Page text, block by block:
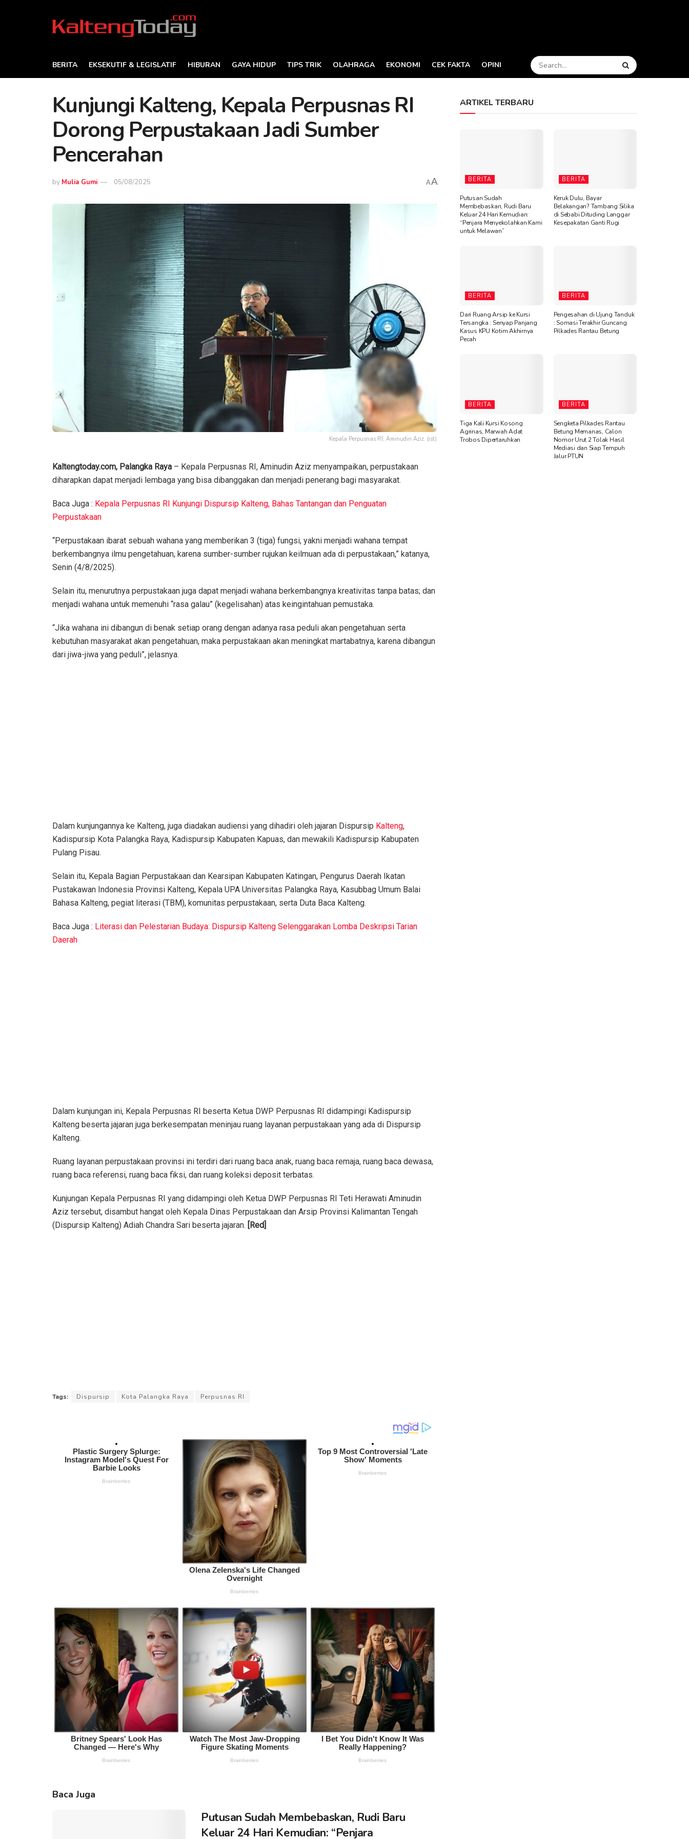
BERITA EKSEKUTIF & LEGISLATIF HIBURAN GAYA HIDUP TIPS TRIK OLAHRAGA EKONOMI CEK FAKTA OPINI
Kunjungi Kalteng, Kepala Perpusnas RI
Dorong Perpustakaan Jadi Sumber
Pencerahan
by Mulia Gumi 05/08/2025 AA
Kepala Perpusnas RI, Aminudin Aziz. (ist)
Kaltengtoday.com, Palangka Raya – Kepala Perpusnas RI, Aminudin Aziz menyampaikan, perpustakaan
diharapkan dapat menjadi lembaga yang bisa dibanggakan dan menjadi penerang bagi masyarakat.
Baca Juga : Kepala Perpusnas RI Kunjungi Dispursip Kalteng, Bahas Tantangan dan Penguatan
Perpustakaan
“Perpustakaan ibarat sebuah wahana yang memberikan 3 (tiga) fungsi, yakni menjadi wahana tempat
berkembangnya ilmu pengetahuan, karena sumber-sumber rujukan keilmuan ada di perpustakaan,” katanya,
Senin (4/8/2025).
Selain itu, menurutnya perpustakaan juga dapat menjadi wahana berkembangnya kreativitas tanpa batas; dan
menjadi wahana untuk memenuhi “rasa galau” (kegelisahan) atas keingintahuan pemustaka.
“Jika wahana ini dibangun di benak setiap orang dengan adanya rasa peduli akan pengetahuan serta
kebutuhan masyarakat akan pengetahuan, maka perpustakaan akan meningkat martabatnya, karena dibangun
dari jiwa-jiwa yang peduli”, jelasnya.
Dalam kunjungannya ke Kalteng, juga diadakan audiensi yang dihadiri oleh jajaran Dispursip Kalteng,
Kadispursip Kota Palangka Raya, Kadispursip Kabupaten Kapuas, dan mewakili Kadispursip Kabupaten
Pulang Pisau.
Selain itu, Kepala Bagian Perpustakaan dan Kearsipan Kabupaten Katingan, Pengurus Daerah Ikatan
Pustakawan Indonesia Provinsi Kalteng, Kepala UPA Universitas Palangka Raya, Kasubbag Umum Balai
Bahasa Kalteng, pegiat literasi (TBM), komunitas perpustakaan, serta Duta Baca Kalteng.
Baca Juga : Literasi dan Pelestarian Budaya: Dispursip Kalteng Selenggarakan Lomba Deskripsi Tarian
Daerah
Dalam kunjungan ini, Kepala Perpusnas RI beserta Ketua DWP Perpusnas RI didampingi Kadispursip
Kalteng beserta jajaran juga berkesempatan meninjau ruang layanan perpustakaan yang ada di Dispursip
Kalteng.
Ruang layanan perpustakaan provinsi ini terdiri dari ruang baca anak, ruang baca remaja, ruang baca dewasa,
ruang baca referensi, ruang baca fiksi, dan ruang koleksi deposit terbatas.
Kunjungan Kepala Perpusnas RI yang didampingi oleh Ketua DWP Perpusnas RI Teti Herawati Aminudin
Aziz tersebut, disambut hangat oleh Kepala Dinas Perpustakaan dan Arsip Provinsi Kalimantan Tengah
(Dispursip Kalteng) Adiah Chandra Sari beserta jajaran. [Red]
Tags: Dispursip Kota Palangka Raya Perpusnas RI
Baca Juga
Putusan Sudah Membebaskan, Rudi Baru
Keluar 24 Hari Kemudian: “Penjara
ARTIKEL TERBARU
BERITA
Putusan Sudah
Membebaskan, Rudi Baru
Keluar 24 Hari Kemudian:
“Penjara Menyekolahkan Kami
untuk Melawan”
BERITA
Keruk Dulu, Bayar
Belakangan? Tambang Silika
di Sebabi Dituding Langgar
Kesepakatan Ganti Rugi
BERITA
Dari Ruang Arsip ke Kursi
Tersangka : Senyap Panjang
Kasus KPU Kotim Akhirnya
Pecah
BERITA
Pengesahan di Ujung Tanduk
: Somasi Terakhir Guncang
Pilkades Rantau Betung
BERITA
Tiga Kali Kursi Kosong
Agrinas, Marwah Adat
Trobos Dipertaruhkan
BERITA
Sengketa Pilkades Rantau
Betung Memanas, Calon
Nomor Urut 2 Tolak Hasil
Mediasi dan Siap Tempuh
Jalur PTUN